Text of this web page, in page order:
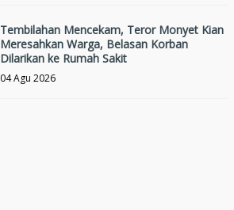
Tembilahan Mencekam, Teror Monyet Kian
Meresahkan Warga, Belasan Korban
Dilarikan ke Rumah Sakit
04 Agu 2026